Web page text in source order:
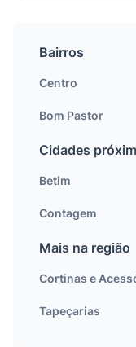
Bairros
Centro
Bom Pastor
Cidades
Betim
Contagem
Mais na região
Cortinas e
Tapeçarias